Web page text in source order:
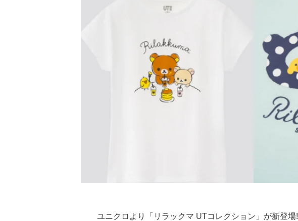
ユニクロより「リラックマ UTコレクション」が新登場!